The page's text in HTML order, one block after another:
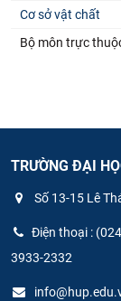
Cơ sở vật chất
Bộ môn trực
TRƯỜNG ĐẠI
Số 13-15 Lê
Điện thoại :
3933-2332